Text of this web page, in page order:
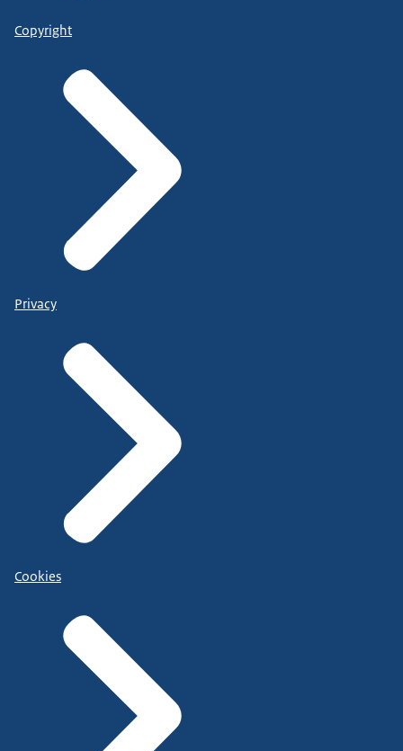
Copyright
Privacy
Cookies